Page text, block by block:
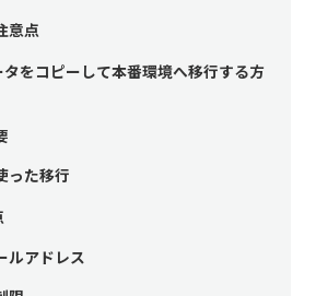
意点
をコピーして本番環境へ移行する方
った移行
ルアドレス